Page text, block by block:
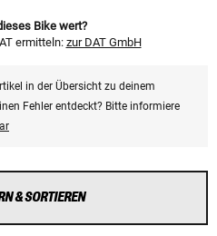
Bike wert?
ermitteln: zur DAT GmbH
in der Übersicht zu deinem
Fehler entdeckt? Bitte informiere
& SORTIEREN